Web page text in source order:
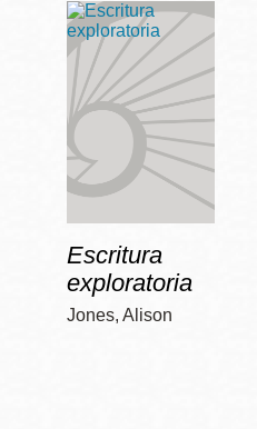
Escritura
exploratoria
Jones, Alison